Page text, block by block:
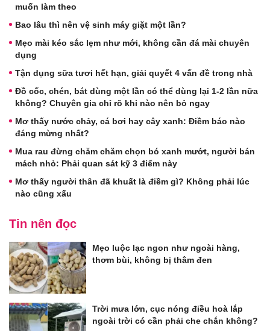
muốn làm theo
Bao lâu thì nên vệ sinh máy giặt một lần?
Mẹo mài kéo sắc lẹm như mới, không cần đá mài chuyên
dụng
Tận dụng sữa tươi hết hạn, giải quyết 4 vấn đề trong nhà
Đồ cốc, chén, bát dùng một lần có thể dùng lại 1-2 lần nữa
không? Chuyên gia chỉ rõ khi nào nên bỏ ngay
Mơ thấy nước chảy, cá bơi hay cây xanh: Điềm báo nào
đáng mừng nhất?
Mua rau đừng chăm chăm chọn bó xanh mướt, người bán
mách nhỏ: Phải quan sát kỹ 3 điểm này
Mơ thấy người thân đã khuất là điềm gì? Không phải lúc
nào cũng xấu
Tin nên đọc
Mẹo luộc lạc ngon như ngoài hàng,
thơm bùi, không bị thâm đen
Trời mưa lớn, cục nóng điều hoà lắp
ngoài trời có cần phải che chắn không?